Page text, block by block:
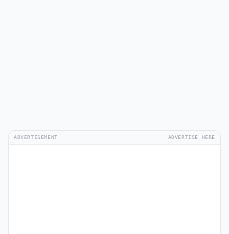
ADVERTISEMENT ADVERTISE HERE